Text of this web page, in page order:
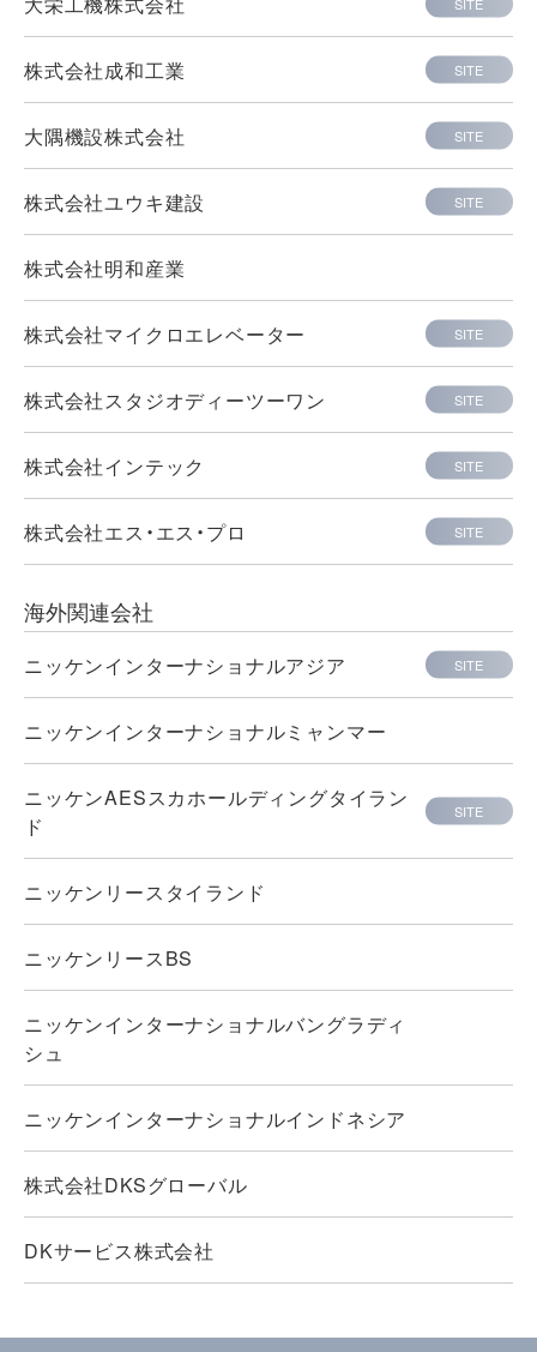
株式会社成和工業 SITE
大隅機設株式会社 SITE
株式会社ユウキ建設 SITE
株式会社明和産業
株式会社マイクロエレベーター SITE
株式会社スタジオディーツーワン SITE
株式会社インテック SITE
株式会社エス・エス・プロ SITE
海外関連会社
ニッケンインターナショナルアジア SITE
ニッケンインターナショナルミャンマー
ニッケンAESスカホールディングタイラン
ド
SITE
ニッケンリースタイランド
ニッケンリースBS
ニッケンインターナショナルバングラディ
シュ
ニッケンインターナショナルインドネシア
株式会社DKSグローバル
DKサービス株式会社